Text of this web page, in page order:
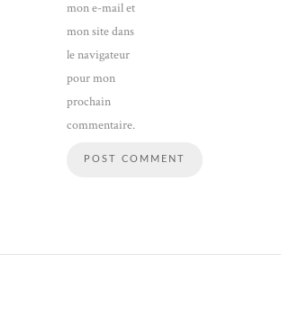
mon e-mail et
mon site dans
le navigateur
pour mon
prochain
commentaire.